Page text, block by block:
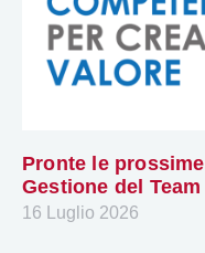
Pronte le
Gestione del Team
16 Luglio 2026